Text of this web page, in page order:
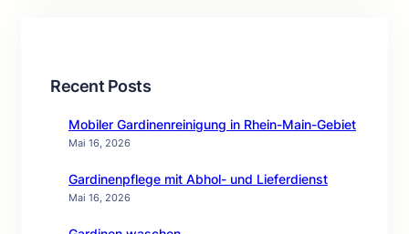
Recent Posts
Mobiler Gardinenreinigung in Rhein-Main-Gebiet
Mai 16, 2026
Gardinenpflege mit Abhol- und Lieferdienst
Mai 16, 2026